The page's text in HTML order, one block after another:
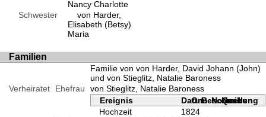
Nancy Charlotte
Schwester
von Harder,
Elisabeth (Betsy)
Maria
Familien
Familie von von Harder, David Johann (John)
und von Stieglitz, Natalie Baroness
Verheiratet
Ehefrau
von Stieglitz, Natalie Baroness
Ereignis
Datum
OrtBeschreibung
Notizen
Quellen
Hochzeit
1824